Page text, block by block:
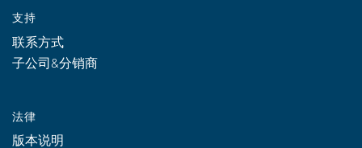
支持
联系方式
子公司&分销商
法律
版本说明